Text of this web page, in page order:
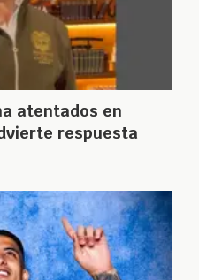
atentados en
respuesta